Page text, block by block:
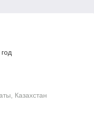
Казахстан